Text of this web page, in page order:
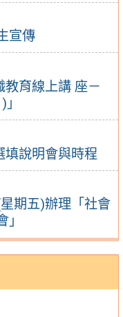
宣傳
教育線上講 座－
填說明會與時程
期五)辦理「社會